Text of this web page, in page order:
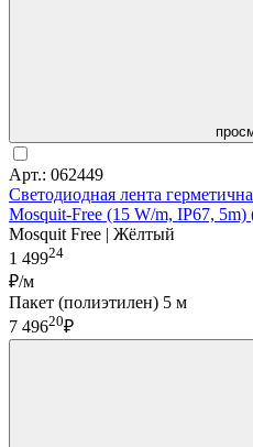
Арт.: 062449
Светодиодная лента
Mosquit-Free (15 W/m, IP67,
Mosquit Free | Жёлтый
1 49924
₽/м
Пакет (полиэтилен) 5 м
7 49620₽